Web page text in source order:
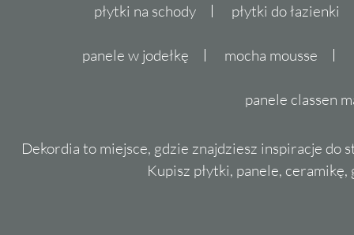
płytki na schody płytki do łazienki
panele w jodełkę mocha mousse
panele classen
Dekordia to miejsce, gdzie znajdziesz inspiracje do
Kupisz płytki, panele,